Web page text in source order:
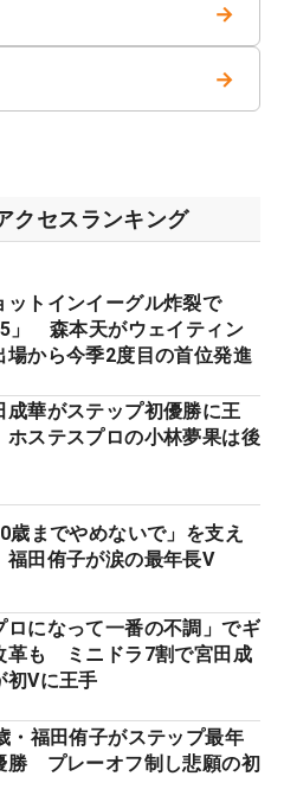
→
→
クセスランキング
ットインイーグル炸裂で
」 森本天がウェイティン
場から今季2度目の首位発進
成華がステップ初優勝に王
ステスプロの小林夢果は後
歳までやめないで」を支え
田侑子が涙の最年長V
ロになって一番の不調」でギ
革も ミニドラ7割で宮田成
初Vに王手
・福田侑子がステップ最年
勝 プレーオフ制し悲願の初